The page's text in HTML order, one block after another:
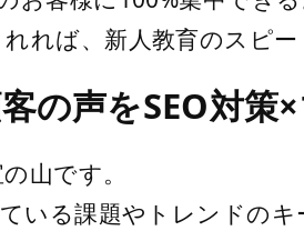
れば、新人教育のスピー
の声をSEO対策
山です。
いる課題やトレンドの